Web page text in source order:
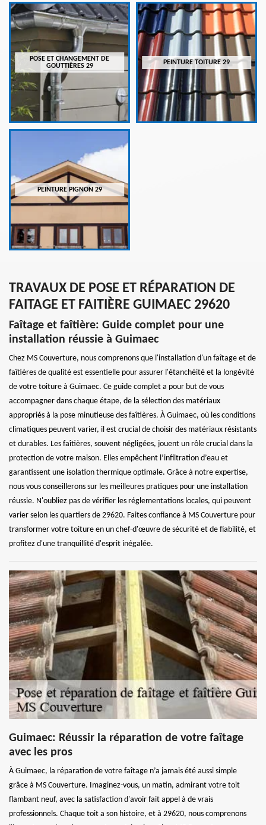
POSE ET CHANGEMENT DE
GOUTTIÈRES 29
PEINTURE TOITURE 29
PEINTURE PIGNON 29
TRAVAUX DE POSE ET RÉPARATION DE
FAITAGE ET FAITIÈRE GUIMAEC 29620
Faîtage et faîtière: Guide complet pour une
installation réussie à Guimaec
Chez MS Couverture, nous comprenons que l'installation d'un faîtage et de
faîtières de qualité est essentielle pour assurer l'étanchéité et la longévité
de votre toiture à Guimaec. Ce guide complet a pour but de vous
accompagner dans chaque étape, de la sélection des matériaux
appropriés à la pose minutieuse des faîtières. À Guimaec, où les conditions
climatiques peuvent varier, il est crucial de choisir des matériaux résistants
et durables. Les faîtières, souvent négligées, jouent un rôle crucial dans la
protection de votre maison. Elles empêchent l’infiltration d’eau et
garantissent une isolation thermique optimale. Grâce à notre expertise,
nous vous conseillerons sur les meilleures pratiques pour une installation
réussie. N'oubliez pas de vérifier les réglementations locales, qui peuvent
varier selon les quartiers de 29620. Faites confiance à MS Couverture pour
transformer votre toiture en un chef-d'œuvre de sécurité et de fiabilité, et
profitez d'une tranquillité d'esprit inégalée.
Guimaec: Réussir la réparation de votre faîtage
avec les pros
À Guimaec, la réparation de votre faîtage n’a jamais été aussi simple
grâce à MS Couverture. Imaginez-vous, un matin, admirant votre toit
flambant neuf, avec la satisfaction d'avoir fait appel à de vrais
professionnels. Chaque toit a son histoire, et à 29620, nous comprenons